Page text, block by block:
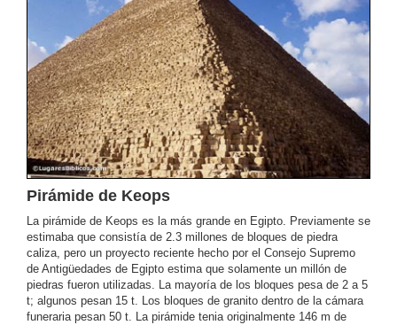
Pirámide de Keops
La pirámide de Keops es la más grande en Egipto. Previamente se
estimaba que consistía de 2.3 millones de bloques de piedra
caliza, pero un proyecto reciente hecho por el Consejo Supremo
de Antigüedades de Egipto estima que solamente un millón de
piedras fueron utilizadas. La mayoría de los bloques pesa de 2 a 5
t; algunos pesan 15 t. Los bloques de granito dentro de la cámara
funeraria pesan 50 t. La pirámide tenia originalmente 146 m de